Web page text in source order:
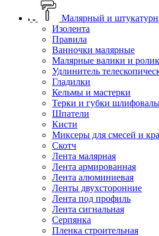
Малярный и
Изолента
Правила
Ванночки малярные
Малярные валики и
Удлинитель
Гладилки
Кельмы и мастерки
Терки и губки
Шпатели
Кисти
Миксеры для смесей и
Скотч
Лента малярная
Лента армированная
Лента алюминиевая
Ленты двухсторонние
Лента под профиль
Лента сигнальная
Серпянка
Пленка строительная